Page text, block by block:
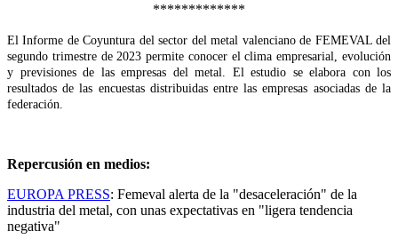
*************
El Informe de Coyuntura del sector del metal valenciano de FEMEVAL del
segundo trimestre de 2023 permite conocer el clima empresarial, evolución
y previsiones de las empresas del metal. El estudio se elabora con los
resultados de las encuestas distribuidas entre las empresas asociadas de la
federación.
Repercusión en medios:
EUROPA PRESS: Femeval alerta de la "desaceleración" de la
industria del metal, con unas expectativas en "ligera tendencia
negativa"